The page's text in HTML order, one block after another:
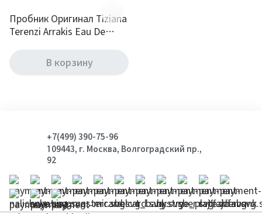
Пробник Оригинал Tiziana
Terenzi Arrakis Eau De
В корзину
+7(499) 390-75-96
109443, г. Москва, Волгоградский пр.,
92